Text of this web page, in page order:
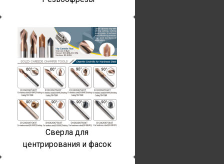
Сверла для
центрирования и фасок